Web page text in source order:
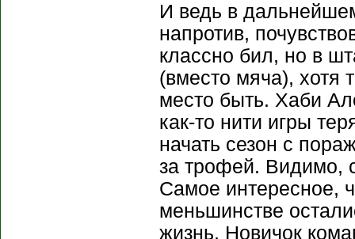
И ведь в
напротив,
классно бил, но в
(вместо мяча), хотя
место быть. Хаби
как-то нити игры
начать сезон с
за трофей. Видимо,
Самое интересное,
меньшинстве
жизнь. Новичок